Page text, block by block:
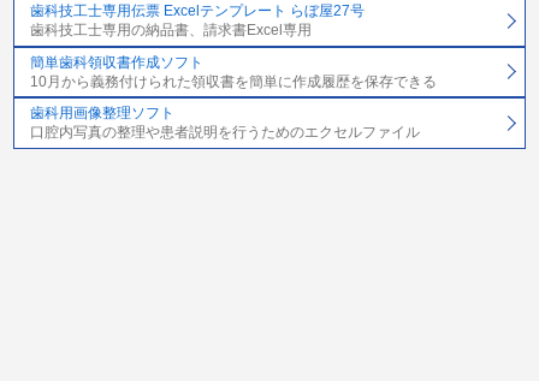
歯科技工士専用伝票 Excelテンプレート らぼ屋27号
歯科技工士専用の納品書、請求書Excel専用
簡単歯科領収書作成ソフト
10月から義務付けられた領収書を簡単に作成履歴を保存できる
歯科用画像整理ソフト
口腔内写真の整理や患者説明を行うためのエクセルファイル